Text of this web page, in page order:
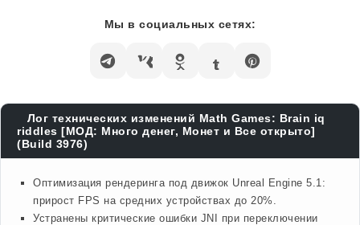
Мы в социальных сетях:
Лог технических изменений Math Games: Brain iq
riddles [МОД: Много денег, Монет и Все открыто]
(Build 3976)
Оптимизация рендеринга под движок Unreal Engine 5.1:
прирост FPS на средних устройствах до 20%.
Устранены критические ошибки JNI при переключении